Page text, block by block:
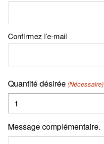
Confirmez l’e-mail
Quantité désirée(Nécessaire)
Message complémentaire.